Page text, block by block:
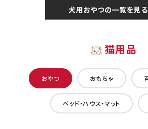
犬用おやつの一覧を見る
猫用品
おやつ おもちゃ
ベッド・ハウス・マット